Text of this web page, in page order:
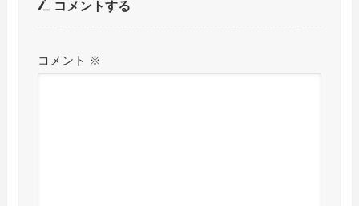
コメントする
コメント ※